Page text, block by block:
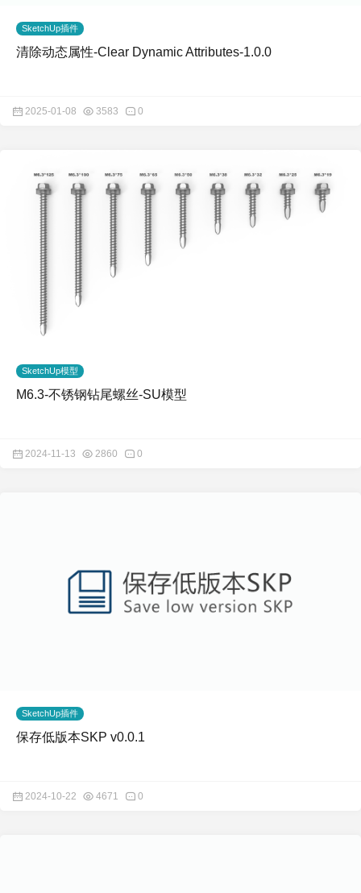
SketchUp插件
清除动态属性-Clear Dynamic Attributes-1.0.0
2025-01-08 3583 0
SketchUp模型
M6.3-不锈钢钻尾螺丝-SU模型
2024-11-13 2860 0
SketchUp插件
保存低版本SKP v0.0.1
2024-10-22 4671 0